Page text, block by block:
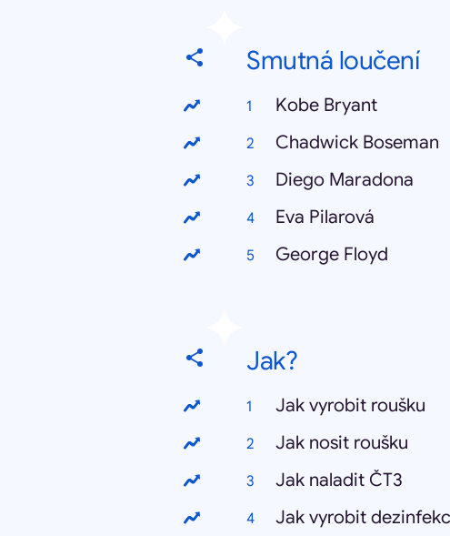
Smutná loučení
Kobe Bryant
Chadwick Boseman
Diego Maradona
Eva Pilarová
George Floyd
Jak?
Jak vyrobit roušku
Jak nosit roušku
Jak naladit ČT3
Jak vyrobit